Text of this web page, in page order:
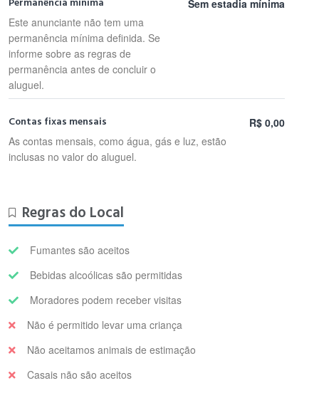
Permanência mínima
Este anunciante não tem uma
permanência mínima definida. Se
informe sobre as regras de
permanência antes de concluir o
aluguel.
Sem estadia mínima
Contas fixas mensais
As contas mensais, como água, gás e luz, estão
inclusas no valor do aluguel.
R$ 0,00
Regras do Local
Fumantes são aceitos
Bebidas alcoólicas são permitidas
Moradores podem receber visitas
Não é permitido levar uma criança
Não aceitamos animais de estimação
Casais não são aceitos